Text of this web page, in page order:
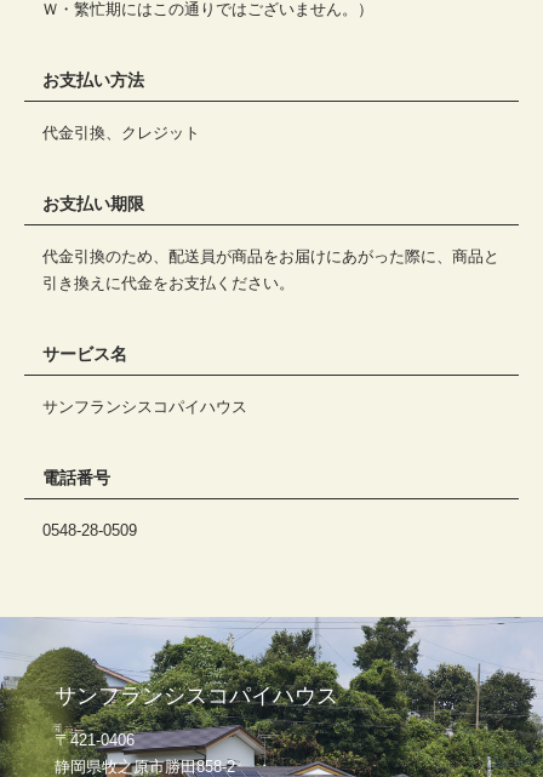
Ｗ・繁忙期にはこの通りではございません。）
お支払い方法
代金引換、クレジット
お支払い期限
代金引換のため、配送員が商品をお届けにあがった際に、商品と
引き換えに代金をお支払ください。
サービス名
サンフランシスコパイハウス
電話番号
0548-28-0509
サンフランシスコパイハウス
〒421-0406
静岡県牧之原市勝田858-2